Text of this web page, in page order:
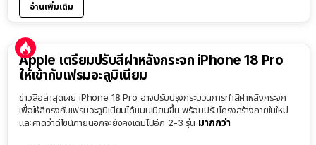
อ่านเพิ่มเติม
Apple เตรียมปรับสีฝาหลังกระจก iPhone 18 Pro
ให้เข้ากับเฟรมอะลูมิเนียม
ข่าวลือล่าสุดเผย iPhone 18 Pro อาจปรับปรุงกระบวนการทำสีฝาหลังกระจก
เพื่อให้สีตรงกับเฟรมอะลูมิเนียมได้แนบเนียนขึ้น พร้อมปรับโครงสร้างภายในใหม่
และคาดว่าดีไซน์ภายนอกจะยังคงเดิมไปอีก 2-3 รุ่น มากกว่า